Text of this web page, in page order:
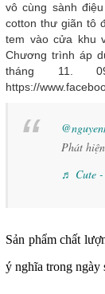
vô cùng sành
cotton thư giãn tô
tem vào cửa khu
Chương trình áp
tháng 11.
https://
Phát
♬ Cute -
Sản phẩm chất
ý nghĩa trong ngày